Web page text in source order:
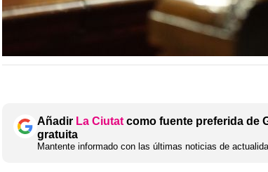
Añadir La Ciutat como fuente preferida de
gratuita
Mantente informado con las últimas noticias de